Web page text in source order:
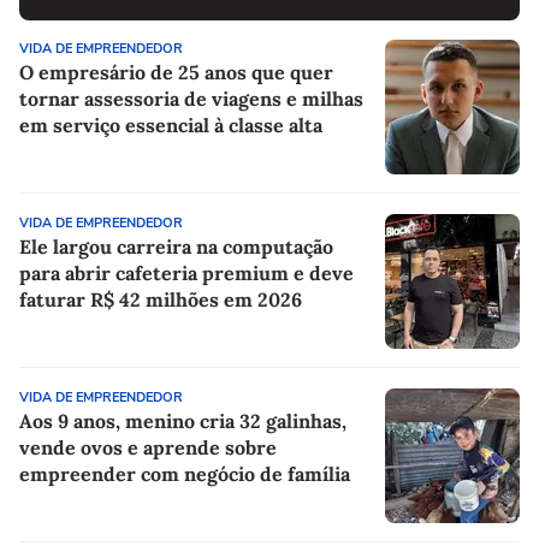
VIDA DE EMPREENDEDOR
O empresário de 25 anos que quer
tornar assessoria de viagens e milhas
em serviço essencial à classe alta
VIDA DE EMPREENDEDOR
Ele largou carreira na computação
para abrir cafeteria premium e deve
faturar R$ 42 milhões em 2026
VIDA DE EMPREENDEDOR
Aos 9 anos, menino cria 32 galinhas,
vende ovos e aprende sobre
empreender com negócio de família